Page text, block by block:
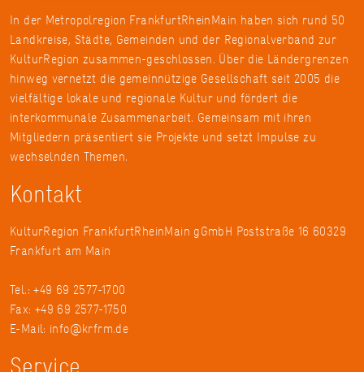
In der Metropolregion FrankfurtRheinMain haben sich rund 50
Landkreise, Städte, Gemeinden und der Regionalverband zur
KulturRegion zusammen-geschlossen. Über die Ländergrenzen
hinweg vernetzt die gemeinnützige Gesellschaft seit 2005 die
vielfältige lokale und regionale Kultur und fördert die
interkommunale Zusammenarbeit. Gemeinsam mit ihren
Mitgliedern präsentiert sie Projekte und setzt Impulse zu
wechselnden Themen.
Kontakt
KulturRegion FrankfurtRheinMain gGmbH Poststraße 16 60329
Frankfurt am Main
Tel.: +49 69 2577-1700
Fax: +49 69 2577-1750
E-Mail: info@krfrm.de